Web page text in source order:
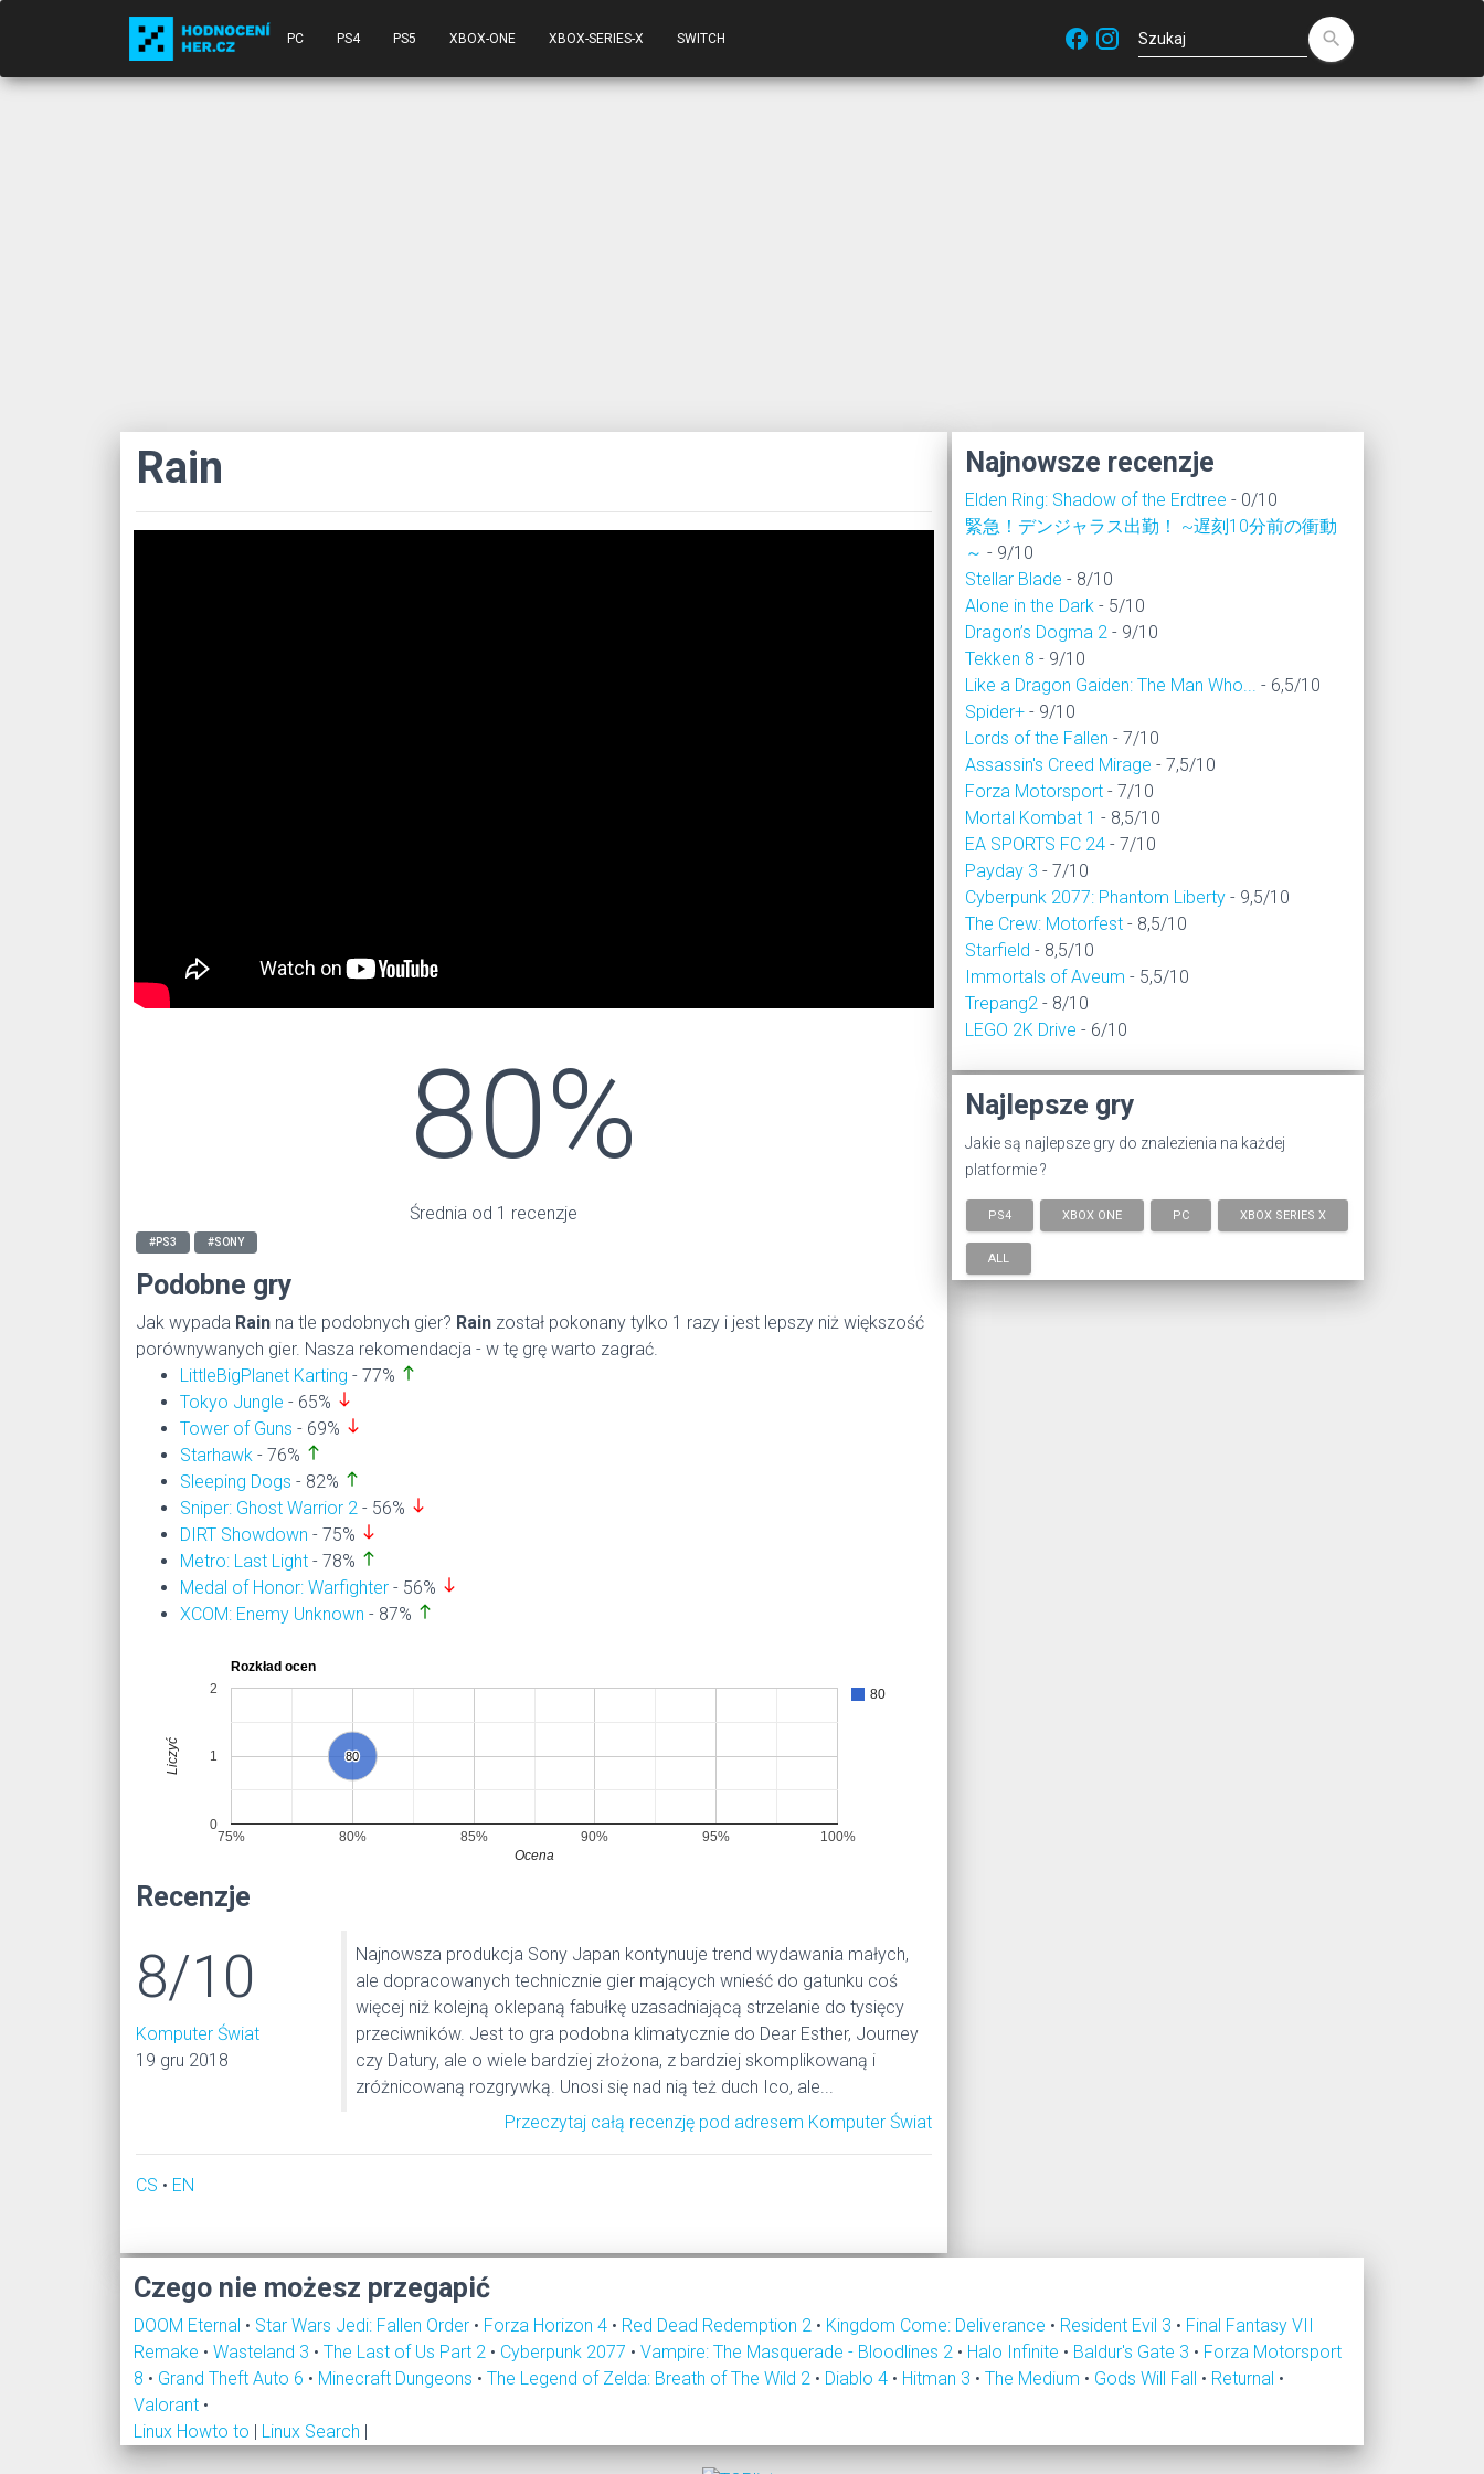
PC PS4 PS5 XBOX-ONE XBOX-SERIES-X SWITCH facebook search
Rain
80%
Średnia od 1 recenzje
#PS3 #SONY
Podobne gry
Jak wypada Rain na tle podobnych gier? Rain został pokonany tylko 1 razy i jest lepszy niż większość
porównywanych gier. Nasza rekomendacja - w tę grę warto zagrać.
LittleBigPlanet Karting - 77% north
Tokyo Jungle - 65% south
Tower of Guns - 69% south
Starhawk - 76% north
Sleeping Dogs - 82% north
Sniper: Ghost Warrior 2 - 56% south
DIRT Showdown - 75% south
Metro: Last Light - 78% north
Medal of Honor: Warfighter - 56% south
XCOM: Enemy Unknown - 87% north
Rozkład ocen
80
80
80
75% 80% 85% 90% 95% 100%
0
1
2
Ocena
Liczyć
Recenzje
8/10
Komputer Świat
19 gru 2018
Najnowsza produkcja Sony Japan kontynuuje trend wydawania małych,
ale dopracowanych technicznie gier mających wnieść do gatunku coś
więcej niż kolejną oklepaną fabułkę uzasadniającą strzelanie do tysięcy
przeciwników. Jest to gra podobna klimatycznie do Dear Esther, Journey
czy Datury, ale o wiele bardziej złożona, z bardziej skomplikowaną i
zróżnicowaną rozgrywką. Unosi się nad nią też duch Ico, ale...
Przeczytaj całą recenzję pod adresem Komputer Świat
CS • EN
Najnowsze recenzje
Elden Ring: Shadow of the Erdtree - 0/10
緊急！デンジャラス出勤！ ~遅刻10分前の衝動
～ - 9/10
Stellar Blade - 8/10
Alone in the Dark - 5/10
Dragon’s Dogma 2 - 9/10
Tekken 8 - 9/10
Like a Dragon Gaiden: The Man Who... - 6,5/10
Spider+ - 9/10
Lords of the Fallen - 7/10
Assassin's Creed Mirage - 7,5/10
Forza Motorsport - 7/10
Mortal Kombat 1 - 8,5/10
EA SPORTS FC 24 - 7/10
Payday 3 - 7/10
Cyberpunk 2077: Phantom Liberty - 9,5/10
The Crew: Motorfest - 8,5/10
Starfield - 8,5/10
Immortals of Aveum - 5,5/10
Trepang2 - 8/10
LEGO 2K Drive - 6/10
Najlepsze gry
Jakie są najlepsze gry do znalezienia na każdej
platformie ?
PS4 XBOX ONE PC XBOX SERIES X
ALL
Czego nie możesz przegapić
DOOM Eternal • Star Wars Jedi: Fallen Order • Forza Horizon 4 • Red Dead Redemption 2 • Kingdom Come: Deliverance • Resident Evil 3 • Final Fantasy VII
Remake • Wasteland 3 • The Last of Us Part 2 • Cyberpunk 2077 • Vampire: The Masquerade - Bloodlines 2 • Halo Infinite • Baldur's Gate 3 • Forza Motorsport
8 • Grand Theft Auto 6 • Minecraft Dungeons • The Legend of Zelda: Breath of The Wild 2 • Diablo 4 • Hitman 3 • The Medium • Gods Will Fall • Returnal •
Valorant •
Linux Howto to | Linux Search |